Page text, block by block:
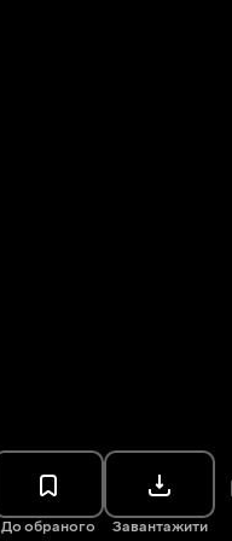
До обраного Завантажити